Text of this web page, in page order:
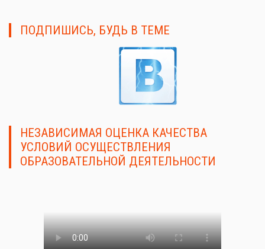
ПОДПИШИСЬ, БУДЬ В ТЕМЕ
НЕЗАВИСИМАЯ ОЦЕНКА КАЧЕСТВА
УСЛОВИЙ ОСУЩЕСТВЛЕНИЯ
ОБРАЗОВАТЕЛЬНОЙ ДЕЯТЕЛЬНОСТИ